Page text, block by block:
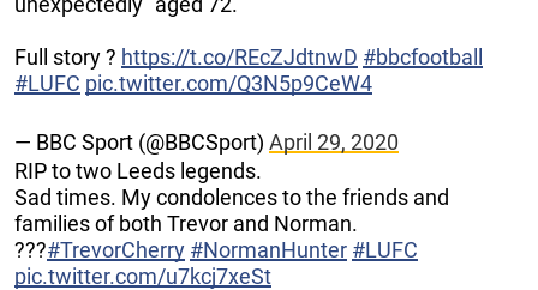
Full story ? https://t.co/REcZJdtnwD #bbcfootball
#LUFC pic.twitter.com/Q3N5p9CeW4
— BBC Sport (@BBCSport) April 29, 2020
RIP to two Leeds legends.
Sad times. My condolences to the friends and
families of both Trevor and Norman.
???#TrevorCherry #NormanHunter #LUFC
pic.twitter.com/u7kcj7xeSt